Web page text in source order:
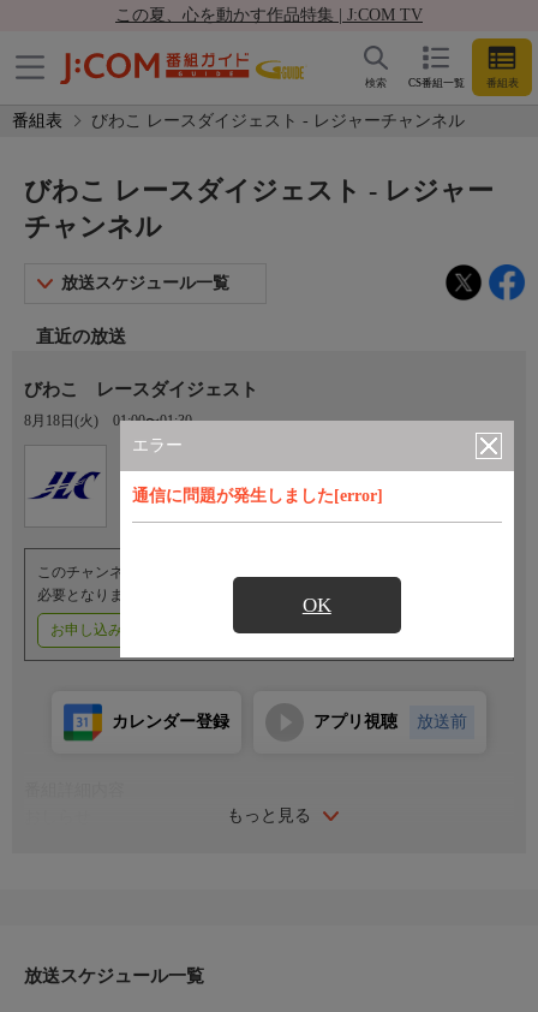
この夏、心を動かす作品特集 | J:COM TV
CS番組一覧 番組表
検索
番組表 びわこ レースダイジェスト - レジャーチャンネル
エラー
通信に問題が発生しました[error]
OK
びわこ レースダイジェスト - レジャー
チャンネル
放送スケジュール一覧
直近の放送
びわこ レースダイジェスト
8月18日(火) 01:00〜01:30
このチャンネルのご視聴には、オプションチャンネル(有料)のご契約が
必要となります。
お申し込みはこちら ご利用料金はこちら
もっと見る
カレンダー登録 アプリ視聴 放送前
放送スケジュール一覧